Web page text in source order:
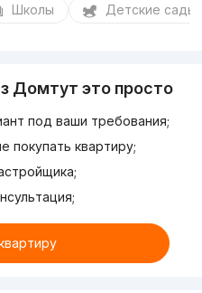
Школы Детские сады
Домтут это просто
под ваши требования;
покупать квартиру;